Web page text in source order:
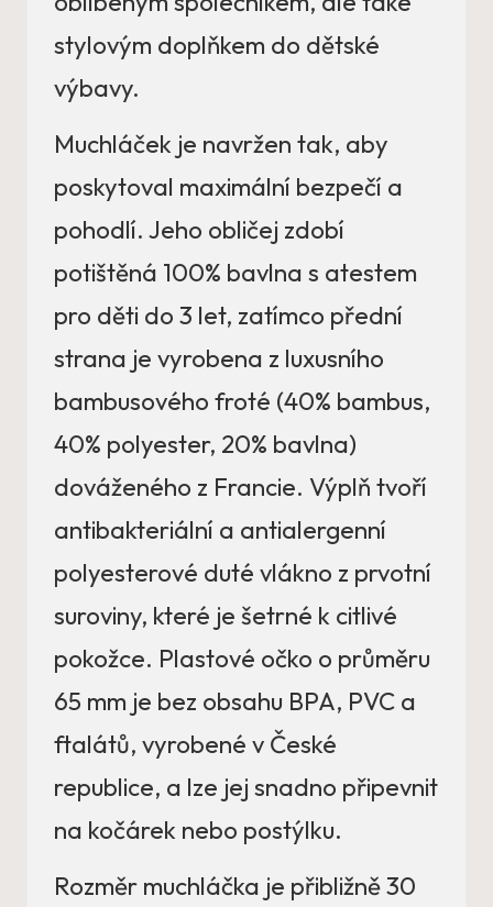
stylovým doplňkem do dětské
výbavy.
Muchláček je navržen tak, aby
poskytoval maximální bezpečí a
pohodlí. Jeho obličej zdobí
potištěná 100% bavlna s atestem
pro děti do 3 let, zatímco přední
strana je vyrobena z luxusního
bambusového froté (40% bambus,
40% polyester, 20% bavlna)
dováženého z Francie. Výplň tvoří
antibakteriální a antialergenní
polyesterové duté vlákno z prvotní
suroviny, které je šetrné k citlivé
pokožce. Plastové očko o průměru
65 mm je bez obsahu BPA, PVC a
ftalátů, vyrobené v České
republice, a lze jej snadno připevnit
na kočárek nebo postýlku.
Rozměr muchláčka je přibližně 30